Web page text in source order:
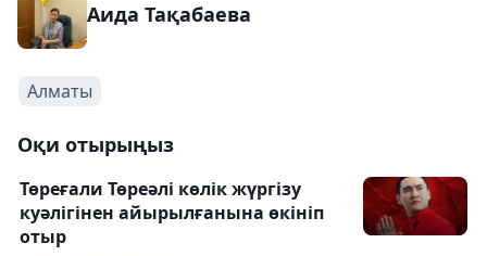
Аида Тақабаева
Алматы
Оқи отырыңыз
Төреғали Төреәлі көлік жүргізу
куәлігінен айырылғанына өкініп
отыр